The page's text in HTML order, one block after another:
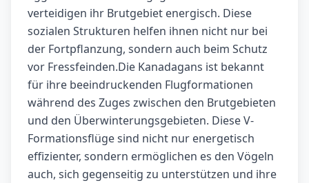
verteidigen ihr Brutgebiet energisch. Diese
sozialen Strukturen helfen ihnen nicht nur bei
der Fortpflanzung, sondern auch beim Schutz
vor Fressfeinden.Die Kanadagans ist bekannt
für ihre beeindruckenden Flugformationen
während des Zuges zwischen den Brutgebieten
und den Überwinterungsgebieten. Diese V-
Formationsflüge sind nicht nur energetisch
effizienter, sondern ermöglichen es den Vögeln
auch, sich gegenseitig zu unterstützen und ihre